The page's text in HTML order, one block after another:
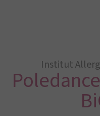
Institut